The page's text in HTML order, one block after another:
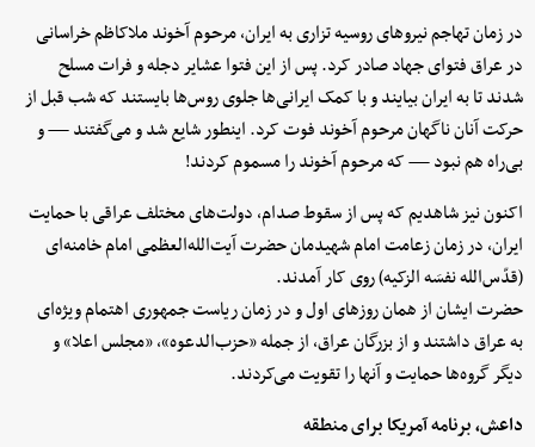
در زمان تهاجم نیروهای روسیه تزاری به ایران، مرحوم آخوند ملاکاظم خراسانی
در عراق فتوای جهاد صادر کرد. پس از این فتوا عشایر دجله و فرات مسلح
شدند تا به ایران بیایند و با کمک ایرانی‌ها جلوی روس‌ها بایستند که شب قبل از
حرکت آنان ناگهان مرحوم آخوند فوت کرد. اینطور شایع شد و می‌گفتند — و
بی‌راه هم نبود — که مرحوم آخوند را مسموم کردند!
اکنون نیز شاهدیم که پس از سقوط صدام، دولت‌های مختلف عراقی با حمایت
ایران، در زمان زعامت امام شهیدمان حضرت آیت‌الله‌العظمی امام خامنه‌ای
(قدّس‌الله نفسَه الزکیه) روی کار آمدند.
حضرت ایشان از همان روزهای اول و در زمان ریاست جمهوری اهتمام ویژه‌ای
به عراق داشتند و از بزرگان عراق، از جمله «حزب‌الدعوه»، «مجلس اعلا» و
دیگر گروه‌ها حمایت و آنها را تقویت می‌کردند.
داعش، برنامه آمریکا برای منطقه